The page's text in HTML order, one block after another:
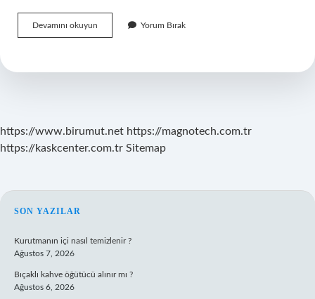
Devamını okuyun
Sağlıklı
Yorum Bırak
https://www.birumut.net https://magnotech.com.tr
https://kaskcenter.com.tr Sitemap
SIDEBAR
SON YAZILAR
Kurutmanın içi nasıl temizlenir ?
Ağustos 7, 2026
Bıçaklı kahve öğütücü alınır mı ?
Ağustos 6, 2026